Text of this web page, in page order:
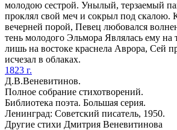
молодою сестрой. Унылый, терзаемый
проклял свой меч и сокрыл под скалою.
вечерней порой, Певец любовался
тень молодого Эльмора Являлась ему
лишь на востоке краснела Аврора, Сей
исчезал в облаках.
1823 г.
Д.В.Веневитинов.
Полное собрание стихотворений.
Библиотека поэта. Большая серия.
Ленинград: Советский писатель, 1950.
Другие стихи Дмитрия Веневитинова